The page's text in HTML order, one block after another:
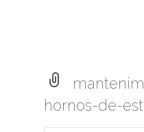
hornos-de-